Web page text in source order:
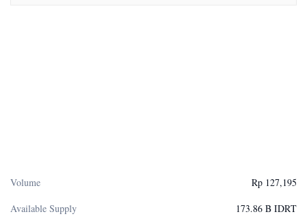
Volume
Rp 127,195
Available Supply
173.86 B IDRT